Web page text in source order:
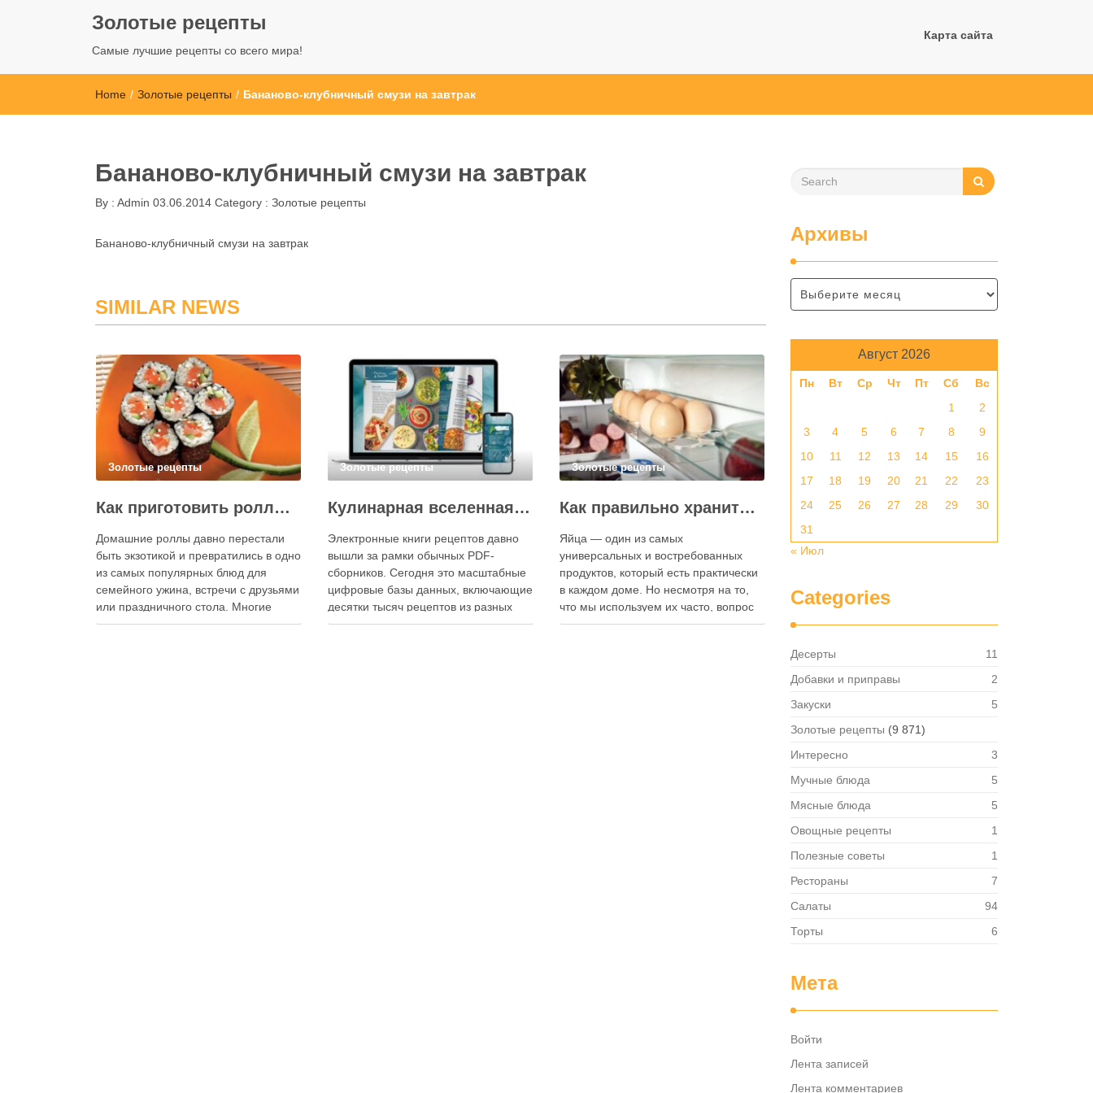
Золотые рецепты
Самые лучшие рецепты со всего мира!
Карта сайта
Home / Золотые рецепты / Бананово-клубничный смузи на завтрак
Бананово-клубничный смузи на завтрак
By : Admin 03.06.2014 Category : Золотые рецепты
Бананово-клубничный смузи на завтрак
SIMILAR NEWS
Золотые рецепты
Как приготовить роллы в домашних условиях?
Домашние роллы давно перестали
быть экзотикой и превратились в одно
из самых популярных блюд для
семейного ужина, встречи с друзьями
или праздничного стола. Многие
считают, что приготовление японских
Золотые рецепты
Кулинарная вселенная в цифре: топ-3 самых больших электронных книг рецептов
Электронные книги рецептов давно
вышли за рамки обычных PDF-
сборников. Сегодня это масштабные
цифровые базы данных, включающие
десятки тысяч рецептов из разных
стран мира, с подробными
Золотые рецепты
Как правильно хранить яйца: в холодильнике или на полке?
Яйца — один из самых
универсальных и востребованных
продуктов, который есть практически
в каждом доме. Но несмотря на то,
что мы используем их часто, вопрос
хранения остаётся актуальным: где
Архивы
Август 2026
Пн Вт Ср Чт Пт Сб
Вс
1
2
3
4 5 6 7 8
9
10
11 12 13 14 15
16
17
18 19 20 21 22
23
24
25 26 27 28 29
30
31
« Июл
Categories
Десерты
11
Добавки и приправы
2
Закуски
5
Золотые рецепты (9 871)
Интересно
3
Мучные блюда
5
Мясные блюда
5
Овощные рецепты
1
Полезные советы
1
Рестораны
7
Салаты
94
Торты
6
Мета
Войти
Лента записей
Лента комментариев